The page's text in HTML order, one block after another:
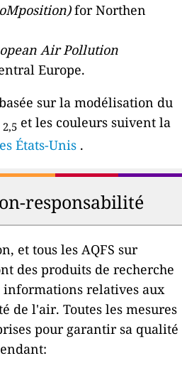
for Northen
Air Pollution
Europe.
sur la modélisation du
2,5 et les couleurs suivent la
États-Unis .
responsabilité
et tous les AQFS sur
des produits de recherche
relatives aux
de l'air. Toutes les mesures
pour garantir sa qualité